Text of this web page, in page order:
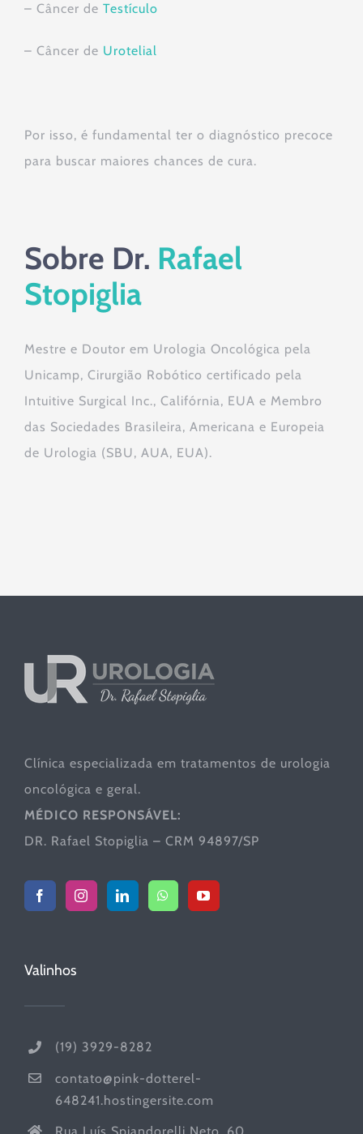
– Câncer de Testículo
– Câncer de Urotelial
Por isso, é fundamental ter o diagnóstico precoce
para buscar maiores chances de cura.
Sobre Dr. Rafael
Stopiglia
Mestre e Doutor em Urologia Oncológica pela
Unicamp, Cirurgião Robótico certificado pela
Intuitive Surgical Inc., Califórnia, EUA e Membro
das Sociedades Brasileira, Americana e Europeia
de Urologia (SBU, AUA, EUA).
Clínica especializada em tratamentos de urologia
oncológica e geral.
MÉDICO RESPONSÁVEL:
DR. Rafael Stopiglia – CRM 94897/SP
Valinhos
(19) 3929-8282
contato@pink-dotterel-
648241.hostingersite.com